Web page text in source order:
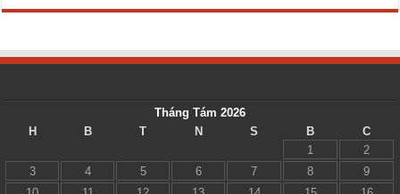
Tháng Tám 2026
H
B T N S B
C
1
2
3
4 5 6 7 8
9